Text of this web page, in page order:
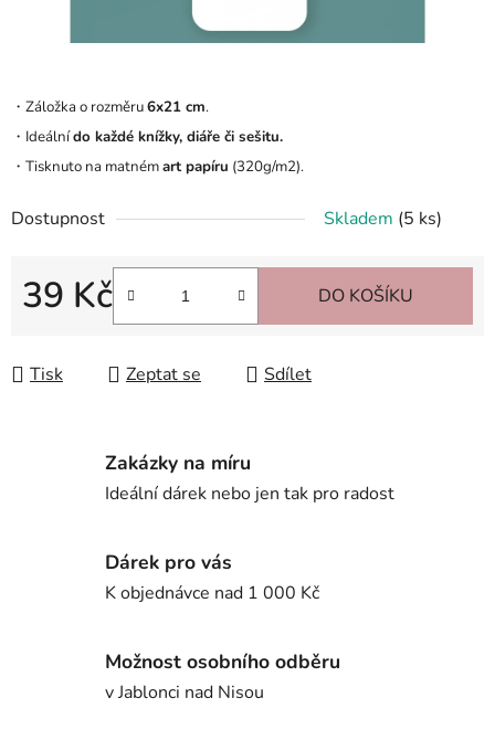
・Záložka o rozměru6x21 cm.
・Ideálnído každé knížky, diáře či sešitu.
・Tisknuto na matnémart papíru (320g/m2).
Dostupnost Skladem (5 ks)
39 Kč
Měrná cena:
DO KOŠÍKU
Tisk Zeptat se Sdílet
Zakázky na míru
Ideální dárek nebo jen tak pro radost
Dárek pro vás
K objednávce nad 1 000 Kč
Možnost osobního odběru
v Jablonci nad Nisou